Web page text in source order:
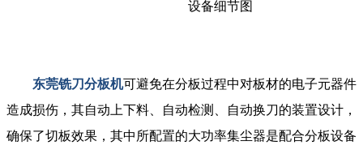
设备细节图
东莞铣刀分板机可避免在分板过程中对板材的电子元器件
造成损伤，其自动上下料、自动检测、自动换刀的装置设计，
确保了切板效果，其中所配置的大功率集尘器是配合分板设备